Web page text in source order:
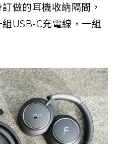
做的耳機收納隔間，
USB-C充電線，一組